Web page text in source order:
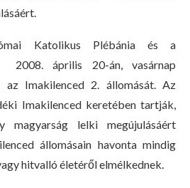
Katolikus Plébánia és a
2008. április 20-án, vasárnap
az Imakilenced 2. állomását. Az
Imakilenced keretében tartják,
magyarság lelki megújulásáért
állomásain havonta mindig
hitvalló életéről elmélkednek.